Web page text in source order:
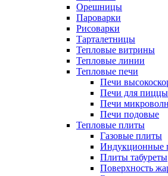
Орешницы
Пароварки
Рисоварки
Тарталетницы
Тепловые витрины
Тепловые линии
Тепловые печи
Печи
Печи для пиццы
Печи
Печи подовые
Тепловые плиты
Газовые плиты
Индукционные
Плиты табуреты
Поверхность